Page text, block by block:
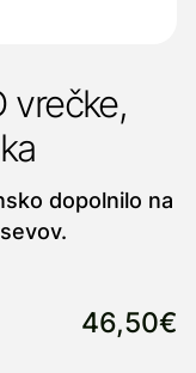
vrečke,
dopolnilo na
46,50€